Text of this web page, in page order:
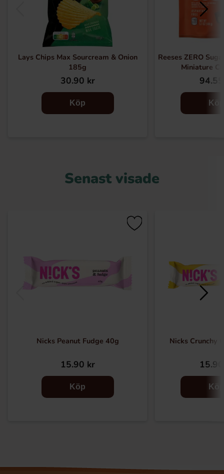
Lays Chips Max Sourcream & Onion
185g
30.90 kr
Köp
Reeses ZERO
Miniature
Köp
Senast visade
Nicks Peanut Fudge 40g
15.90 kr
Köp
Nicks Crunchy
Köp